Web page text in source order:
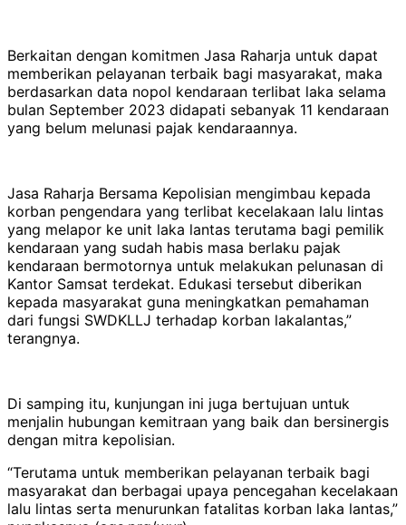
Berkaitan dengan komitmen Jasa Raharja untuk dapat
memberikan pelayanan terbaik bagi masyarakat, maka
berdasarkan data nopol kendaraan terlibat laka selama
bulan September 2023 didapati sebanyak 11 kendaraan
yang belum melunasi pajak kendaraannya.
Jasa Raharja Bersama Kepolisian mengimbau kepada
korban pengendara yang terlibat kecelakaan lalu lintas
yang melapor ke unit laka lantas terutama bagi pemilik
kendaraan yang sudah habis masa berlaku pajak
kendaraan bermotornya untuk melakukan pelunasan di
Kantor Samsat terdekat. Edukasi tersebut diberikan
kepada masyarakat guna meningkatkan pemahaman
dari fungsi SWDKLLJ terhadap korban lakalantas,”
terangnya.
Di samping itu, kunjungan ini juga bertujuan untuk
menjalin hubungan kemitraan yang baik dan bersinergis
dengan mitra kepolisian.
“Terutama untuk memberikan pelayanan terbaik bagi
masyarakat dan berbagai upaya pencegahan kecelakaan
lalu lintas serta menurunkan fatalitas korban laka lantas,”